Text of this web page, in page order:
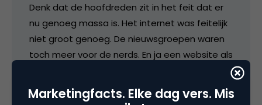
Denk dat de hoofdreden zit in het feit dat er
nu genoeg massa is. Het internet was feitelijk
niet groot genoeg. De nieuwsgroepen waren
toch meer voor de nerds. En ja een website als
ook die is toch voor bepaalde doelgroep.
Marketingfacts. Elke dag vers. Mis